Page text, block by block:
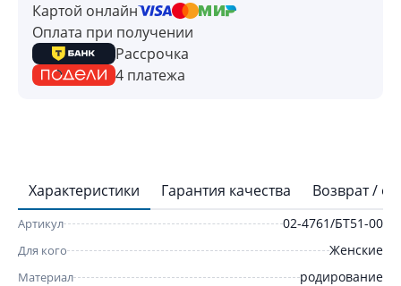
Картой онлайн
Оплата при получении
Рассрочка
4 платежа
Характеристики Гарантия качества Возврат /
Артикул 02-4761/БТ51-00
Для кого Женские
Материал родирование